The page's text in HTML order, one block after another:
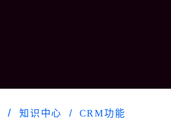
知识中心 CRM功能